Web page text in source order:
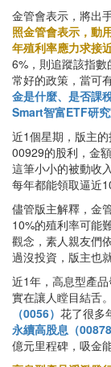
金管會表示，將出
照金管會表示，動
年殖利率應力求接
6%，則追蹤該指
常好的政策，當可
金是什麼、是否課
Smart智富ETF研
近1個星期，版主
00929的股利，金
這筆小小的被動收
每年都能領取逼近
儘管版主解釋，金
10%的殖利率可能
觀念，素人親友們
過沒投資，版主也
近1年，高息型產
實在讓人瞠目結舌
（0056） 花了很多
永續高股息（00878
億元里程碑，吸金